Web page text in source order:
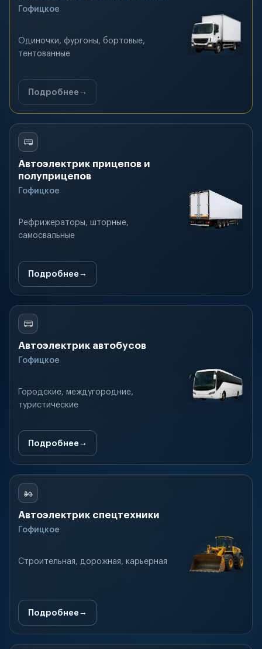
Гофицкое
Одиночки, фургоны, бортовые,
тентованные
Подробнее
Автоэлектрик прицепов и
полуприцепов
Гофицкое
Рефрижераторы, шторные,
самосвальные
Подробнее
Автоэлектрик автобусов
Гофицкое
Городские, междугородние,
туристические
Подробнее
Автоэлектрик спецтехники
Гофицкое
Строительная, дорожная, карьерная
Подробнее